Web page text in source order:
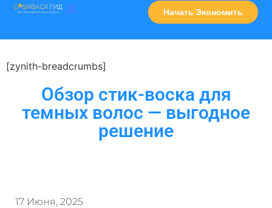
Начать Экономить
[zynith-breadcrumbs]
Обзор стик-воска для
темных волос — выгодное
решение
17 Июня, 2025